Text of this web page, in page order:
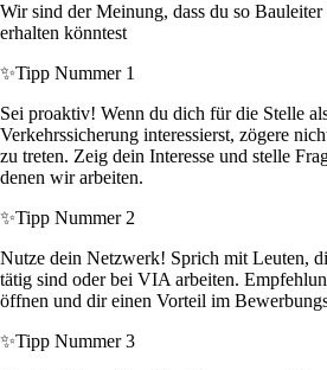
Wir sind der Meinung, dass du so
erhalten könntest
✨Tipp Nummer 1
Sei proaktiv! Wenn du dich für die Stelle
Verkehrssicherung interessierst, zögere
zu treten. Zeig dein Interesse und stelle
denen wir arbeiten.
✨Tipp Nummer 2
Nutze dein Netzwerk! Sprich mit Leuten,
tätig sind oder bei VIA arbeiten.
öffnen und dir einen Vorteil im
✨Tipp Nummer 3